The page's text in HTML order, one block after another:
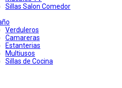
Sillas Salon Comedor
Verduleros
Camareras
Estanterias
Multiusos
Sillas de Cocina